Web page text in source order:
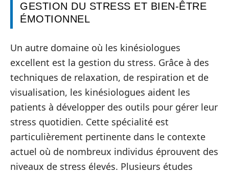
GESTION DU STRESS ET BIEN-ÊTRE
ÉMOTIONNEL
Un autre domaine où les kinésiologues
excellent est la gestion du stress. Grâce à des
techniques de relaxation, de respiration et de
visualisation, les kinésiologues aident les
patients à développer des outils pour gérer leur
stress quotidien. Cette spécialité est
particulièrement pertinente dans le contexte
actuel où de nombreux individus éprouvent des
niveaux de stress élevés. Plusieurs études